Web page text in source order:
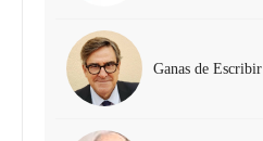
Ganas de Escribir